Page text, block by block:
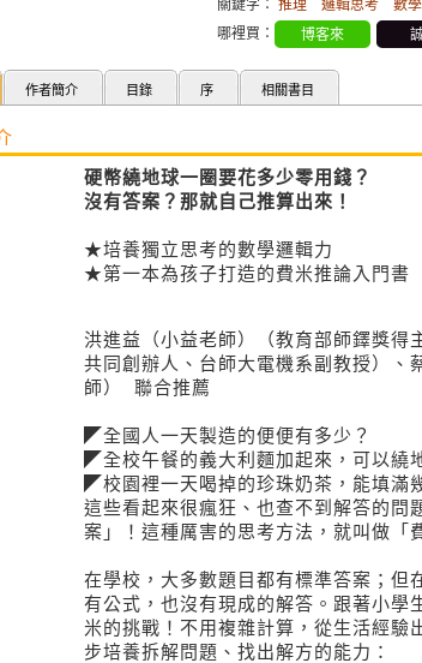
關鍵字： 推理 邏輯思考 數學
哪裡買：
博客來
作者簡介 目錄 序 相關書目
硬幣繞地球一圈要花多少零用錢？
沒有答案？那就自己推算出來！
★培養獨立思考的數學邏輯力
★第一本為孩子打造的費米推論入門書
洪進益（小益老師）（教育部師鐸獎得
共同創辦人、台師大電機系副教授）、
師） 聯合推薦
◤全國人一天製造的便便有多少？
◤全校午餐的義大利麵加起來，可以繞
◤校園裡一天喝掉的珍珠奶茶，能填滿
這些看起來很瘋狂、也查不到解答的問
案」！這種厲害的思考方法，就叫做「
在學校，大多數題目都有標準答案；但
有公式，也沒有現成的解答。跟著小學
米的挑戰！不用複雜計算，從生活經驗
步培養拆解問題、找出解方的能力：